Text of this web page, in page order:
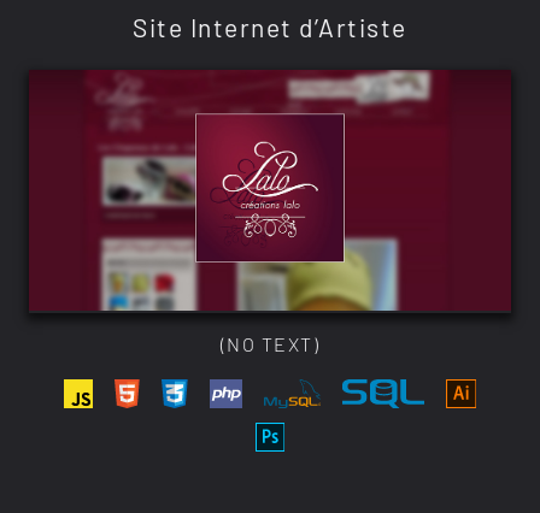
Site Internet d’Artiste
(NO TEXT)